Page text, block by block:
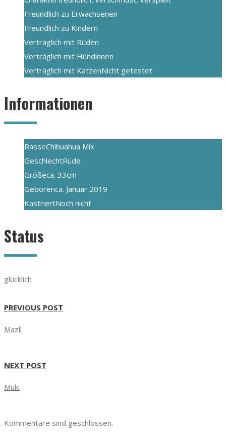
Freundlich zu Erwachsenen
Freundlich zu Kindern
Verträglich mit Rüden
Verträglich mit Hündinnen
Verträglich mit KatzenNicht getestet
Informationen
RasseChihuahua Mix
GeschlechtRüde
Größeca. 33cm
Geborenca. Januar 2019
KastriertNoch nicht
Status
glücklich
PREVIOUS POST
Mazli
NEXT POST
Muki
Kommentare sind geschlossen.